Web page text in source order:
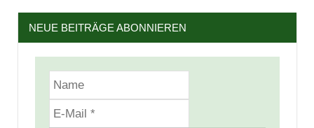
NEUE BEITRÄGE ABONNIEREN